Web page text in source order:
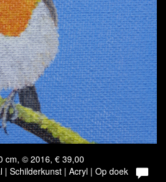
cm, © 2016, € 39,00
| Schilderkunst | Acryl | Op doek